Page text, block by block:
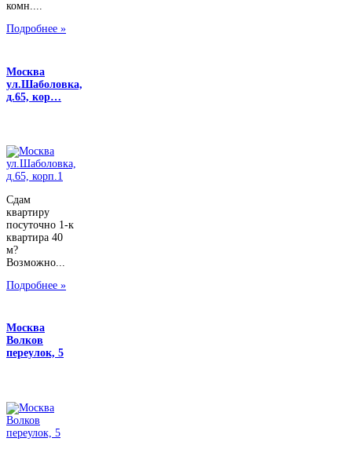
комн....
Подробнее »
Москва
ул.Шаболовка,
д.65, кор…
Сдам
квартиру
посуточно 1-к
квартира 40
м?
Возможно...
Подробнее »
Москва
Волков
переулок, 5